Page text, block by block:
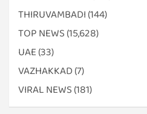
THIRUVAMBADI (144)
TOP NEWS (15,628)
UAE (33)
VAZHAKKAD(7)
VIRAL NEWS (181)